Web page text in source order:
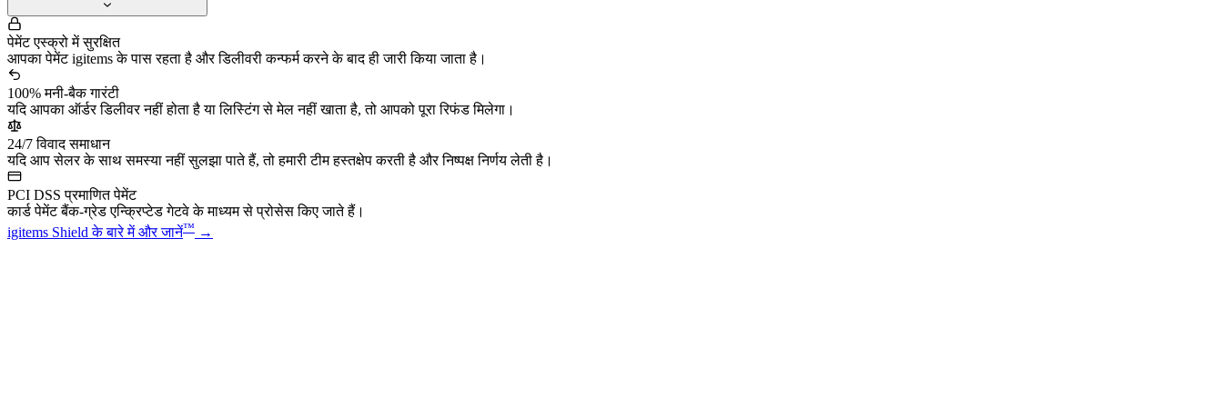
पेमेंट एस्क्रो में सुरक्षित
आपका पेमेंट igitems के पास रहता है और डिलीवरी कन्फर्म करने के बाद ही जारी किया जाता है।
100% मनी-बैक गारंटी
यदि आपका ऑर्डर डिलीवर नहीं होता है या लिस्टिंग से मेल नहीं खाता है, तो आपको पूरा रिफंड मिलेगा।
24/7 विवाद समाधान
यदि आप सेलर के साथ समस्या नहीं सुलझा पाते हैं, तो हमारी टीम हस्तक्षेप करती है और निष्पक्ष निर्णय लेती है।
PCI DSS प्रमाणित पेमेंट
कार्ड पेमेंट बैंक-ग्रेड एन्क्रिप्टेड गेटवे के माध्यम से प्रोसेस किए जाते हैं।
igitems Shield के बारे में और जानें™ →